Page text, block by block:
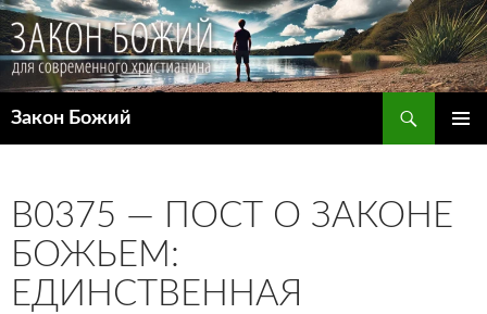
Закон Божий
B0375 — ПОСТ О ЗАКОНЕ
БОЖЬЕМ:
ЕДИНСТВЕННАЯ